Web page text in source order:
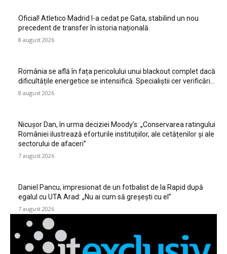
Oficial! Atletico Madrid l-a cedat pe Gata, stabilind un nou
precedent de transfer în istoria națională.
8 august 2026
România se află în fața pericolului unui blackout complet dacă
dificultățile energetice se intensifică. Specialiștii cer verificări…
8 august 2026
Nicușor Dan, în urma deciziei Moody’s: „Conservarea ratingului
României ilustrează eforturile instituțiilor, ale cetățenilor și ale
sectorului de afaceri”
7 august 2026
Daniel Pancu, impresionat de un fotbalist de la Rapid după
egalul cu UTA Arad: „Nu ai cum să greșești cu el”
7 august 2026